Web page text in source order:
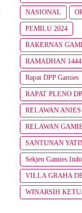
NASIONAL
PEMILU 2024
RAKERNAS
RAMADHAN
Rapat DPP Gamies
RAPAT PLENO
RELAWAN ANIES
RELAWAN
SANTUNAN
Sekjen Gamies
VILLA GRAHA
WINARSIH